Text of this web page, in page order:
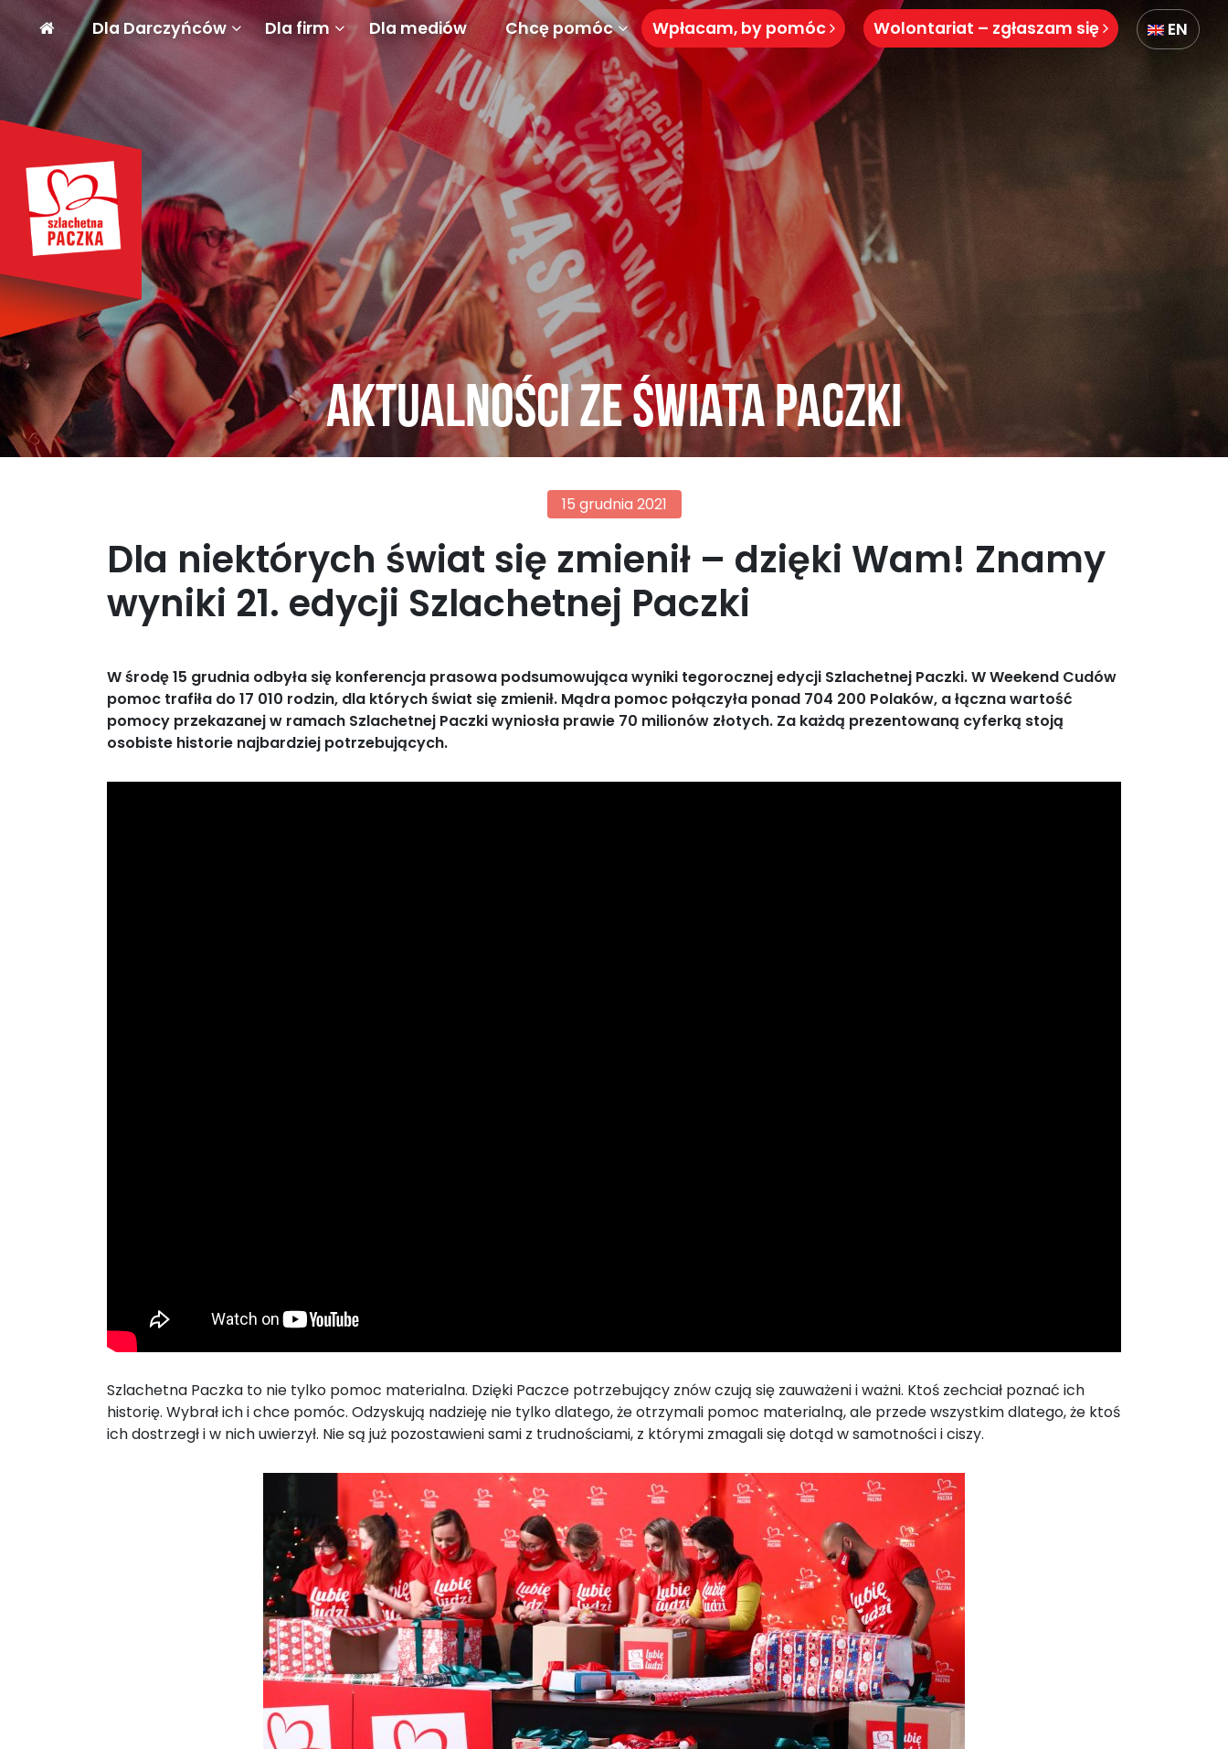
Dla Darczyńców Dla firm Dla mediów Chcę pomóc Wpłacam, by pomóc Wolontariat – zgłaszam się EN
Aktualności ze świata paczki
15 grudnia 2021
Dla niektórych świat się zmienił – dzięki Wam! Znamy
wyniki 21. edycji Szlachetnej Paczki
W środę 15 grudnia odbyła się konferencja prasowa podsumowująca wyniki tegorocznej edycji Szlachetnej Paczki. W Weekend Cudów
pomoc trafiła do 17 010 rodzin, dla których świat się zmienił. Mądra pomoc połączyła ponad 704 200 Polaków, a łączna wartość
pomocy przekazanej w ramach Szlachetnej Paczki wyniosła prawie 70 milionów złotych. Za każdą prezentowaną cyferką stoją
osobiste historie najbardziej potrzebujących.
Szlachetna Paczka to nie tylko pomoc materialna. Dzięki Paczce potrzebujący znów czują się zauważeni i ważni. Ktoś zechciał poznać ich
historię. Wybrał ich i chce pomóc. Odzyskują nadzieję nie tylko dlatego, że otrzymali pomoc materialną, ale przede wszystkim dlatego, że ktoś
ich dostrzegł i w nich uwierzył. Nie są już pozostawieni sami z trudnościami, z którymi zmagali się dotąd w samotności i ciszy.